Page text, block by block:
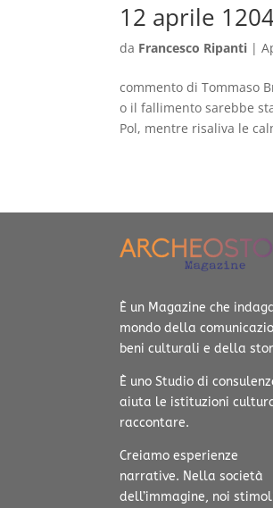
12 aprile
da Francesco Ripanti |
commento di Tommaso
o il fallimento sarebbe
Pol, mentre risaliva le
È un Magazine che
mondo della
beni culturali e della
È uno Studio di
aiuta le istituzioni
raccontare.
Creiamo esperienze
narrative. Nella società
dell’immagine, noi